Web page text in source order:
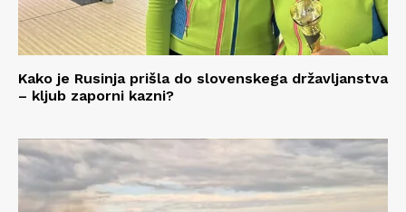
Kako je Rusinja prišla do slovenskega državljanstva
– kljub zaporni kazni?